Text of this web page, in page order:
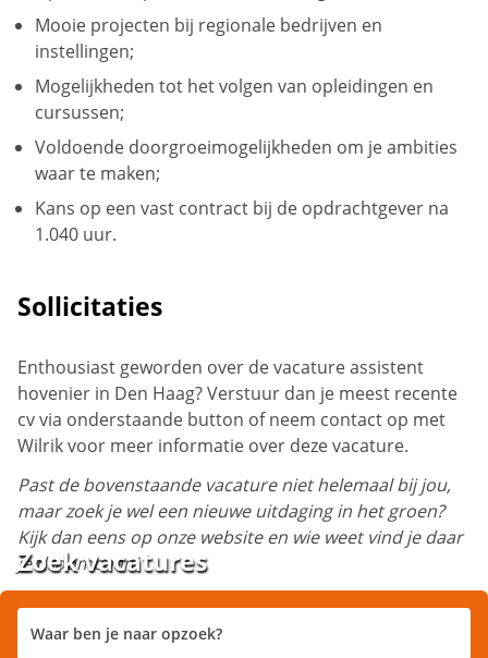
Mooie projecten bij regionale bedrijven en
instellingen;
Mogelijkheden tot het volgen van opleidingen en
cursussen;
Voldoende doorgroeimogelijkheden om je ambities
waar te maken;
Kans op een vast contract bij de opdrachtgever na
1.040 uur.
Sollicitaties
Enthousiast geworden over de vacature assistent
hovenier in Den Haag? Verstuur dan je meest recente
cv via onderstaande button of neem contact op met
Wilrik voor meer informatie over deze vacature.
Past de bovenstaande vacature niet helemaal bij jou,
maar zoek je wel een nieuwe uitdaging in het groen?
Kijk dan eens op onze website en wie weet vind je daar
je droombaan!
Zoek vacatures